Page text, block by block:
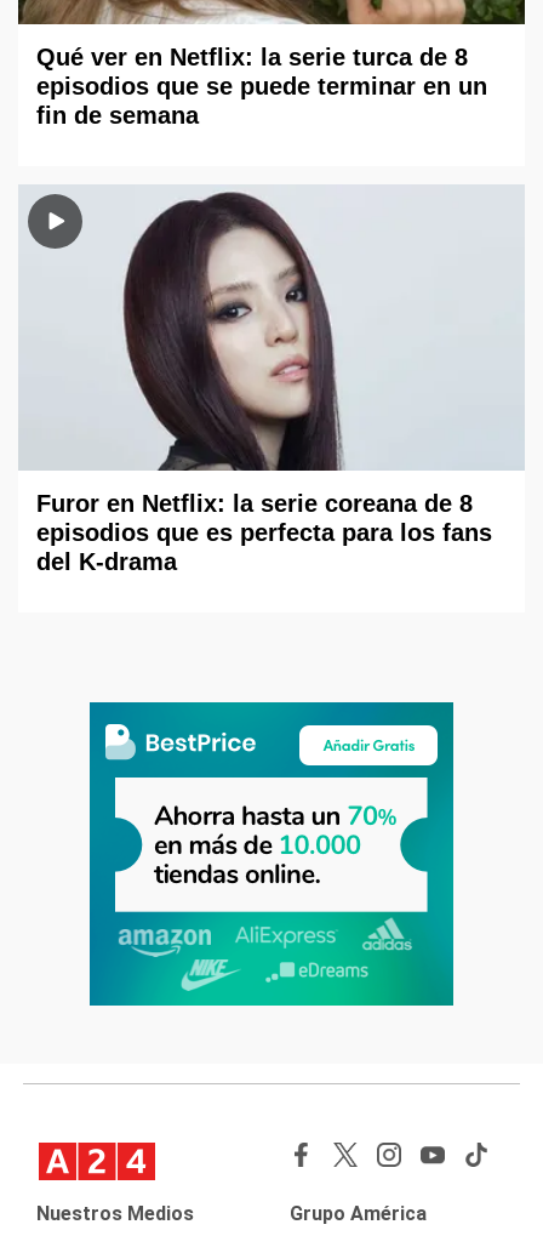
Qué ver en Netflix: la serie turca de 8
episodios que se puede terminar en un
fin de semana
Furor en Netflix: la serie coreana de 8
episodios que es perfecta para los fans
del K-drama
Nuestros Medios Grupo América